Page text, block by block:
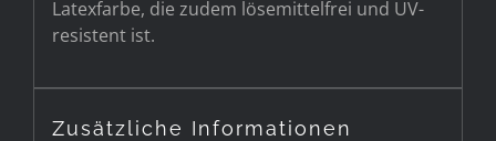
Latexfarbe, die zudem lösemittelfrei und UV-
resistent ist.
Zusätzliche Informationen